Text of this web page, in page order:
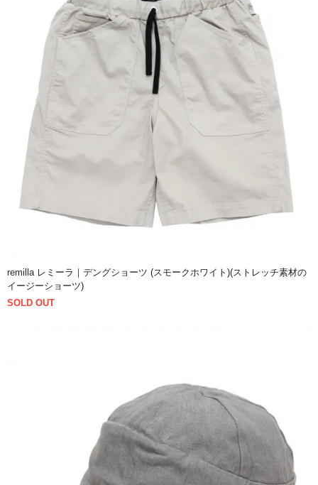
remilla レミーラ｜デングショーツ (スモークホワイト)(ストレッチ素材の
イージーショーツ)
SOLD OUT